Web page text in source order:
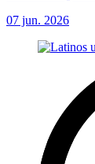
07 jun. 2026